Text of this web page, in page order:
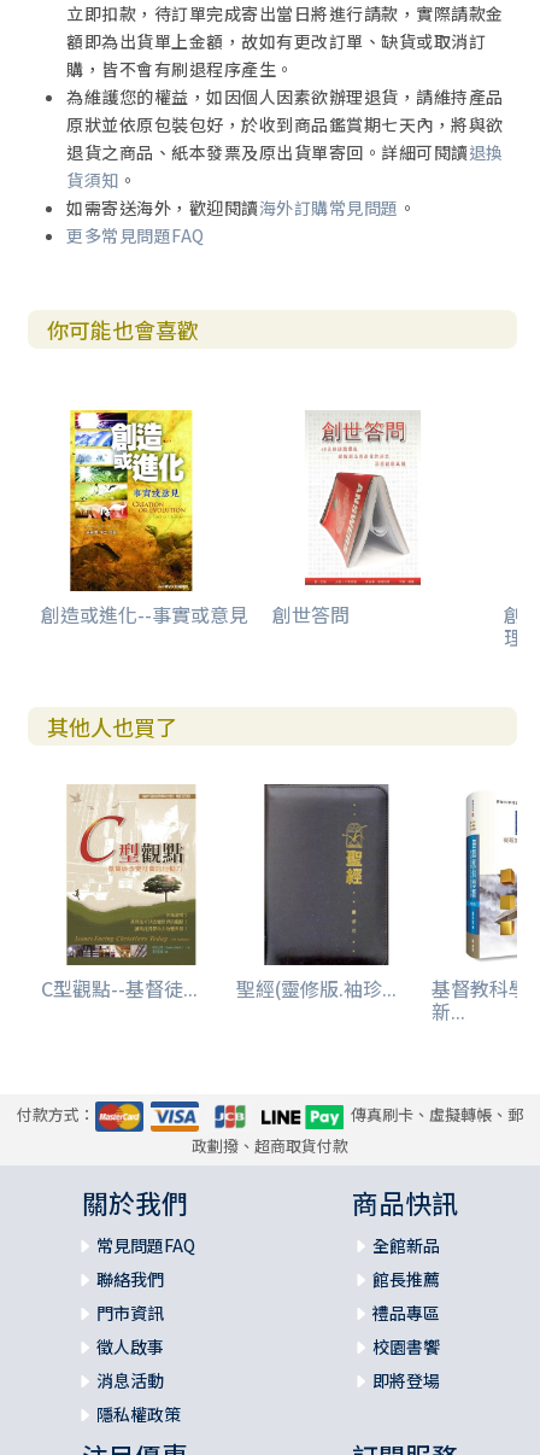
立即扣款，待訂單完成寄出當日將進行請款，實際請款金
額即為出貨單上金額，故如有更改訂單、缺貨或取消訂
購，皆不會有刷退程序產生。
為維護您的權益，如因個人因素欲辦理退貨，請維持產品
原狀並依原包裝包好，於收到商品鑑賞期七天內，將與欲
退貨之商品、紙本發票及原出貨單寄回。詳細可閱讀退換
貨須知 。
如需寄送海外，歡迎閱讀海外訂購常見問題 。
更多常見問題FAQ
你可能也會喜歡
創造或進化--事實或意見 創世答問 創
理
其他人也買了
C型觀點--基督徒... 聖經(靈修版.袖珍... 基督教科學
新...
付款方式：
傳真刷卡、虛擬轉帳、郵
政劃撥、超商取貨付款
關於我們
常見問題FAQ
聯絡我們
門市資訊
徵人啟事
消息活動
隱私權政策
商品快訊
全館新品
館長推薦
禮品專區
校園書饗
即將登場